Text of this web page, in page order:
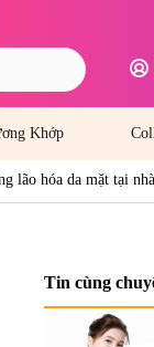
Khớp
lão hóa da mặt tại
Tin cùng